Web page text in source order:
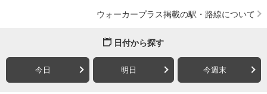
ウォーカープラス掲載の駅・路線について
日付から探す
今日 明日 今週末